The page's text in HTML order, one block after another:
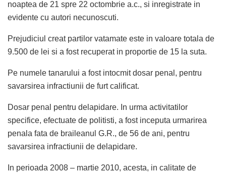
noaptea de 21 spre 22 octombrie a.c., si inregistrate in
evidente cu autori necunoscuti.
Prejudiciul creat partilor vatamate este in valoare totala de
9.500 de lei si a fost recuperat in proportie de 15 la suta.
Pe numele tanarului a fost intocmit dosar penal, pentru
savarsirea infractiunii de furt calificat.
Dosar penal pentru delapidare. In urma activitatilor
specifice, efectuate de politisti, a fost inceputa urmarirea
penala fata de braileanul G.R., de 56 de ani, pentru
savarsirea infractiunii de delapidare.
In perioada 2008 – martie 2010, acesta, in calitate de